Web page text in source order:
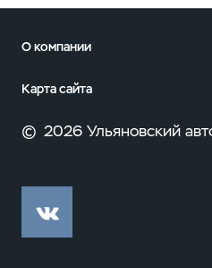
О компании
Карта сайта
© 2026 Ульяновский